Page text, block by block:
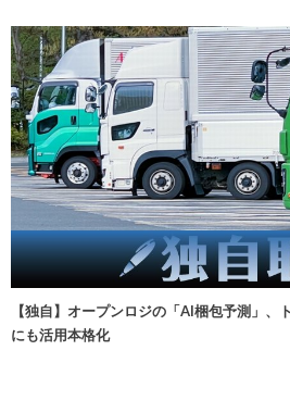
【独自】オープンロジの「AI梱包予測」、
にも活用本格化